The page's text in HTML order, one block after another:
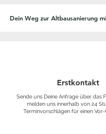
Dein Weg zur Altbausanierung
Erstkontakt
Sende uns Deine Anfrage über das
melden uns innerhalb von 24
Terminvorschlägen für einen Vor-